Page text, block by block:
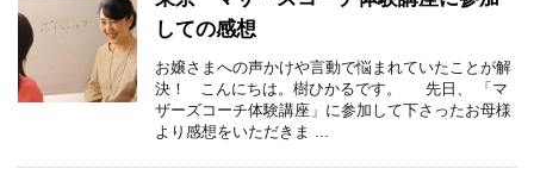
しての感想
お嬢さまへの声かけや言動で悩まれていたことが解
決！ こんにちは。樹ひかるです。 先日、 「マ
ザーズコーチ体験講座」に参加して下さったお母様
より感想をいただきま ...